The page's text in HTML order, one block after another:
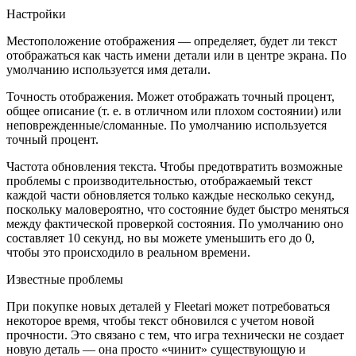
Настройки
Местоположение отображения — определяет, будет ли текст
отображаться как часть имени детали или в центре экрана. По
умолчанию используется имя детали.
Точность отображения. Может отображать точный процент,
общее описание (т. е. в отличном или плохом состоянии) или
неповрежденные/сломанные. По умолчанию используется
точный процент.
Частота обновления текста. Чтобы предотвратить возможные
проблемы с производительностью, отображаемый текст
каждой части обновляется только каждые несколько секунд,
поскольку маловероятно, что состояние будет быстро меняться
между фактической проверкой состояния. По умолчанию оно
составляет 10 секунд, но вы можете уменьшить его до 0,
чтобы это происходило в реальном времени.
Известные проблемы
При покупке новых деталей у Fleetari может потребоваться
некоторое время, чтобы текст обновился с учетом новой
прочности. Это связано с тем, что игра технически не создает
новую деталь — она просто «чинит» существующую и